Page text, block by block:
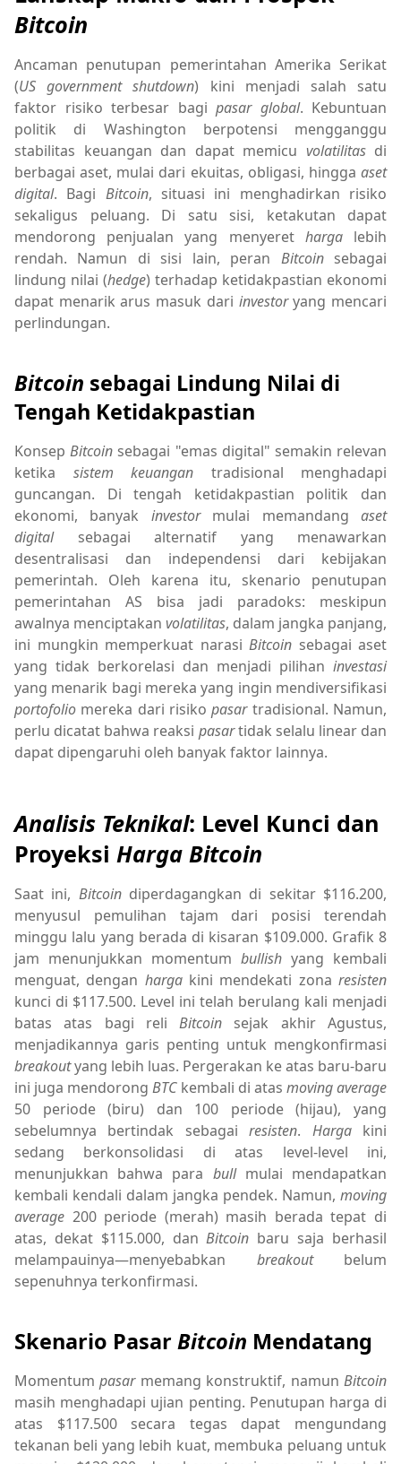
Bitcoin
Ancaman penutupan pemerintahan Amerika Serikat
(US government shutdown) kini menjadi salah satu
faktor risiko terbesar bagi pasar global. Kebuntuan
politik di Washington berpotensi mengganggu
stabilitas keuangan dan dapat memicu volatilitasdi
berbagai aset, mulai dari ekuitas, obligasi, hingga aset
digital. Bagi Bitcoin, situasi ini menghadirkan risiko
sekaligus peluang. Di satu sisi, ketakutan dapat
mendorong penjualan yang menyeret hargalebih
rendah. Namun di sisi lain, peran Bitcoinsebagai
lindung nilai (hedge) terhadap ketidakpastian ekonomi
dapat menarik arus masuk dari investoryang mencari
perlindungan.
Bitcoin sebagai Lindung Nilai di
Tengah Ketidakpastian
KonsepBitcoin sebagai "emas digital" semakin relevan
ketika sistem keuangan tradisional menghadapi
guncangan. Di tengah ketidakpastian politik dan
ekonomi, banyak investormulai memandangaset
digitalsebagai alternatif yang menawarkan
desentralisasi dan independensi dari kebijakan
pemerintah. Oleh karena itu, skenario penutupan
pemerintahan AS bisa jadi paradoks: meskipun
awalnya menciptakan volatilitas, dalam jangka panjang,
ini mungkin memperkuat narasi Bitcoin sebagai aset
yang tidak berkorelasi dan menjadi pilihan investasi
yang menarik bagi mereka yang ingin mendiversifikasi
portofolio mereka dari risikopasartradisional. Namun,
perlu dicatat bahwa reaksi pasartidak selalu linear dan
dapat dipengaruhi oleh banyak faktor lainnya.
Analisis Teknikal: Level Kunci dan
Proyeksi Harga Bitcoin
Saat ini, Bitcoindiperdagangkan di sekitar $116.200,
menyusul pemulihan tajam dari posisi terendah
minggu lalu yang berada di kisaran $109.000. Grafik 8
jam menunjukkan momentum bullish yang kembali
menguat, dengan hargakini mendekati zonaresisten
kunci di $117.500. Level ini telah berulang kali menjadi
batas atas bagi reliBitcoin sejak akhir Agustus,
menjadikannya garis penting untuk mengkonfirmasi
breakoutyang lebih luas. Pergerakan ke atas baru-baru
ini juga mendorongBTCkembali di atas moving average
50 periode (biru) dan 100 periode (hijau), yang
sebelumnya bertindak sebagairesisten. Hargakini
sedang berkonsolidasi di atas level-level ini,
menunjukkan bahwa para bullmulai mendapatkan
kembali kendali dalam jangka pendek. Namun, moving
average 200 periode (merah) masih berada tepat di
atas, dekat $115.000, danBitcoin baru saja berhasil
melampauinya—menyebabkan breakoutbelum
sepenuhnya terkonfirmasi.
Skenario PasarBitcoin Mendatang
Momentumpasarmemang konstruktif, namunBitcoin
masih menghadapi ujian penting. Penutupan harga di
atas $117.500 secara tegas dapat mengundang
tekanan beli yang lebih kuat, membuka peluang untuk